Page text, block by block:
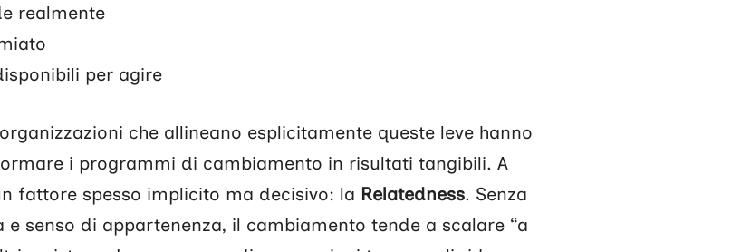
realmente
per agire
che allineano esplicitamente queste leve hanno
i programmi di cambiamento in risultati tangibili. A
fattore spesso implicito ma decisivo: la Relatedness. Senza
senso di appartenenza, il cambiamento tende a scalare “a